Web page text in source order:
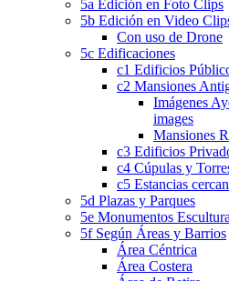
5a Edición en Foto Clips
5b Edición en Video
Con uso de Drone
5c Edificaciones
c1 Edificios
c2 Mansiones
Imágenes
images
Mansiones
c3 Edificios
c4 Cúpulas y
c5 Estancias
5d Plazas y Parques
5e Monumentos
5f Según Áreas y Barrios
Área Céntrica
Área Costera